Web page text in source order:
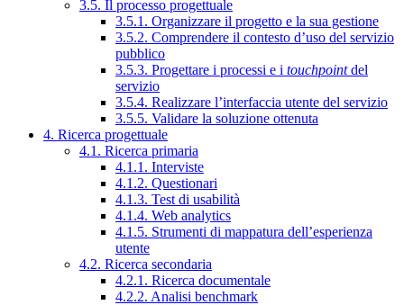
3.5. Il processo progettuale
3.5.1. Organizzare il progetto e la sua gestione
3.5.2. Comprendere il contesto d’uso del servizio
pubblico
3.5.3. Progettare i processi e i touchpointdel
servizio
3.5.4. Realizzare l’interfaccia utente del servizio
3.5.5. Validare la soluzione ottenuta
4. Ricerca progettuale
4.1. Ricerca primaria
4.1.1. Interviste
4.1.2. Questionari
4.1.3. Test di usabilità
4.1.4. Web analytics
4.1.5. Strumenti di mappatura dell’esperienza
utente
4.2. Ricerca secondaria
4.2.1. Ricerca documentale
4.2.2. Analisi benchmark